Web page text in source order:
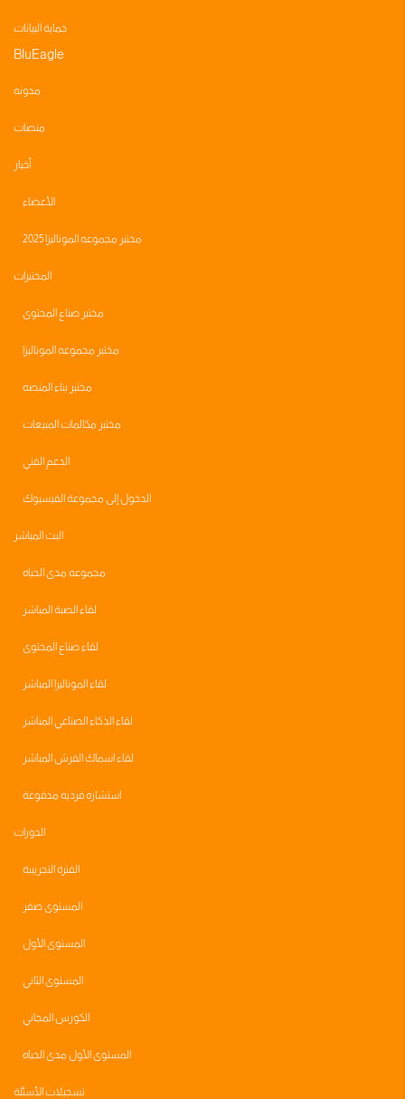
حماية البيانات
BluEagle
مدونه
منصات
أخبار
الأعضاء
مختبر مجموعه الموناليزا 2025
المختبرات
مختبر صناع المحتوى
مختبر مجموعه الموناليزا
مختبر بناء المنصه
مختبر مكالمات المبيعات
الدعم الفني
الدخول إلى مجموعة الفيسبوك
البث المباشر
مجموعه مدى الحياه
لقاء الصبة المباشر
لقاء صناع المحتوى
لقاء الموناليزا المباشر
لقاء الذكاء الصناعي المباشر
لقاء اسماك القرش المباشر
استشاره فرديه مدفوعة
الدورات
الفترة التجريبية
المستوى صفر
المستوى الأول
المستوى الثاني
الكورس المجاني
المستوى الأول مدى الحياه
تسجيلات الأسئلة